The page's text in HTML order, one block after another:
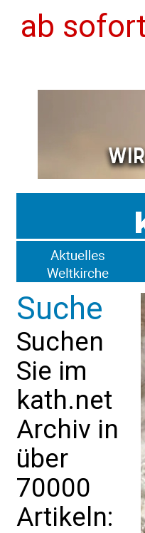
ab
Suche
Suchen
Sie im
kath.net
Archiv in
über
70000
Artikeln: